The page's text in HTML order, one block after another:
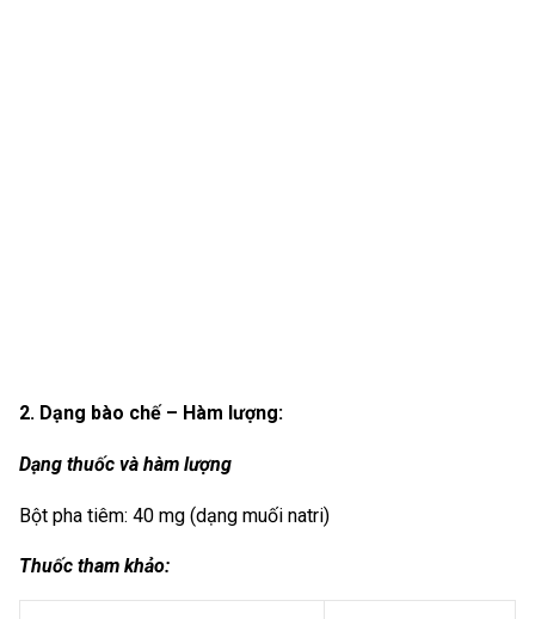
2. Dạng bào chế – Hàm lượng:
Dạng thuốc và hàm lượng
Bột pha tiêm: 40 mg (dạng muối natri)
Thuốc tham khảo: